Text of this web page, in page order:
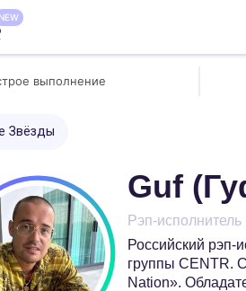
NEW
выполнение
Звёзды
Guf
Рэп-исполнитель
Российский рэп-
группы CENTR.
Nation».